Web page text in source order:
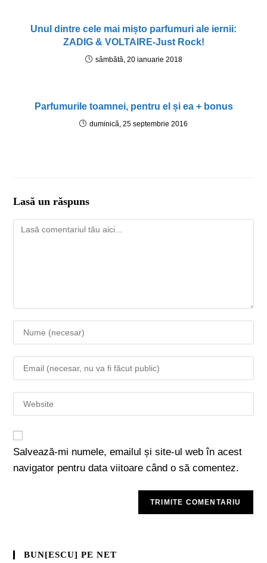
Unul dintre cele mai mișto parfumuri ale iernii:
ZADIG & VOLTAIRE-Just Rock!
sâmbătă, 20 ianuarie 2018
Parfumurile toamnei, pentru el și ea + bonus
duminică, 25 septembrie 2016
Lasă un răspuns
Salvează-mi numele, emailul și site-ul web în acest
navigator pentru data viitoare când o să comentez.
BUN[ESCU] PE NET